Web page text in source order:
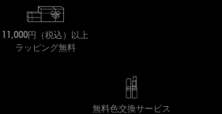
11,000円（税込）以上
ラッピング無料
無料色交換サービス